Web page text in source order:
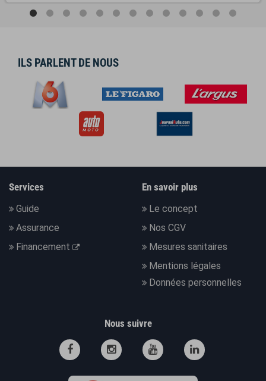
ILS PARLENT DE NOUS
Services
Guide
Assurance
Financement
En savoir plus
Le concept
Nos CGV
Mesures sanitaires
Mentions légales
Données personnelles
Nous suivre